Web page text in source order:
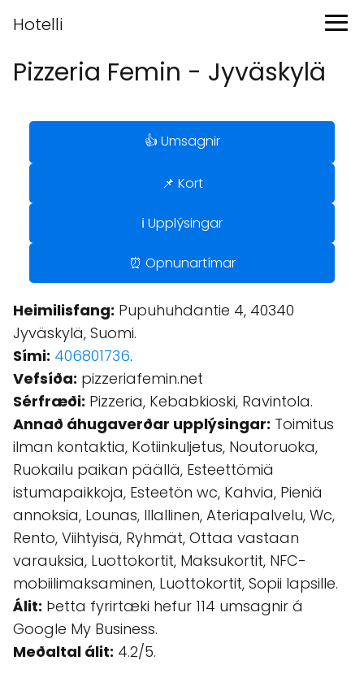
Hotelli
Pizzeria Femin - Jyväskylä
👍 Umsagnir
📌 Kort
ℹ️ Upplýsingar
⏰ Opnunartímar
Heimilisfang: Pupuhuhdantie 4, 40340
Jyväskylä, Suomi.
Sími: 406801736.
Vefsíða: pizzeriafemin.net
Sérfræði: Pizzeria, Kebabkioski, Ravintola.
Annað áhugaverðar upplýsingar: Toimitus
ilman kontaktia, Kotiinkuljetus, Noutoruoka,
Ruokailu paikan päällä, Esteettömiä
istumapaikkoja, Esteetön wc, Kahvia, Pieniä
annoksia, Lounas, Illallinen, Ateriapalvelu, Wc,
Rento, Viihtyisä, Ryhmät, Ottaa vastaan
varauksia, Luottokortit, Maksukortit, NFC-
mobiilimaksaminen, Luottokortit, Sopii lapsille.
Álit: Þetta fyrirtæki hefur 114 umsagnir á
Google My Business.
Meðaltal álit: 4.2/5.